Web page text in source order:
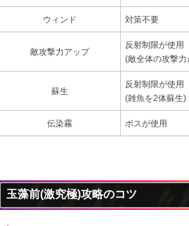
ウィンド 対策不要
敵攻撃力アップ
反射制限が使用
(敵全体の攻撃力
蘇生
反射制限が使用
(雑魚を2体蘇生)
伝染霧 ボスが使用
玉藻前(激究極)攻略のコツ